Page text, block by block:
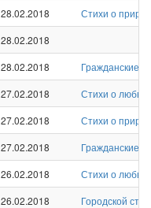
28.02.2018
Стихи о
28.02.2018
28.02.2018
Гражданские
27.02.2018
Стихи о любви
27.02.2018
Стихи о
27.02.2018
Гражданские
26.02.2018
Стихи о любви
26.02.2018
Городской стих